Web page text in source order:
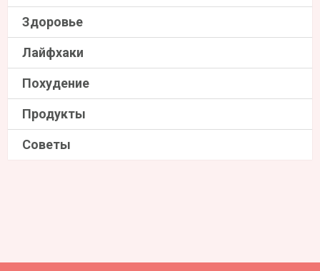
Здоровье
Лайфхаки
Похудение
Продукты
Советы